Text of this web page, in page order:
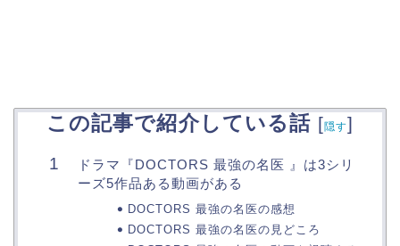
この記事で紹介している話 [隠す]
ドラマ『DOCTORS 最強の名医 』は3シリ
ーズ5作品ある動画がある
DOCTORS 最強の名医の感想
DOCTORS 最強の名医の見どころ